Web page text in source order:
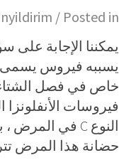
/ Posted in
يمكننا الإجابة على
يسببه فيروس يسمى
حضانة هذا المرض